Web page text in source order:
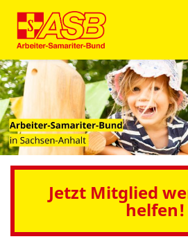
Jetzt Mitglied
helfen!